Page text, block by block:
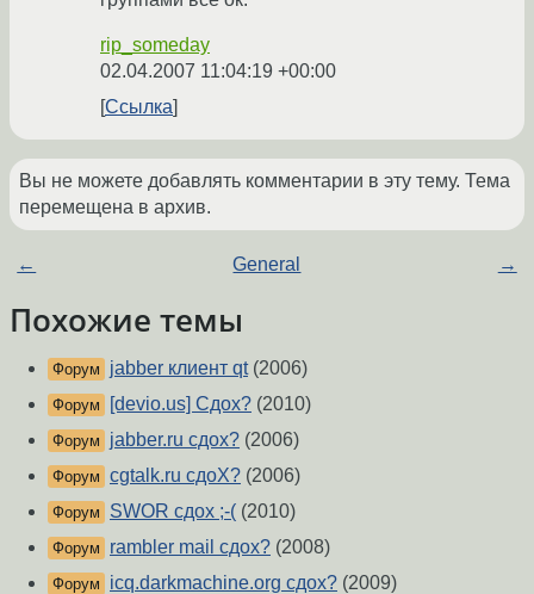
rip_someday
02.04.2007 11:04:19 +00:00
Ссылка
Вы не можете добавлять комментарии в эту тему. Тема
перемещена в архив.
← General →
Похожие темы
Форум jabber клиент qt(2006)
Форум [devio.us] Сдох? (2010)
Форум jabber.ru сдох? (2006)
Форум cgtalk.ru сдоХ? (2006)
Форум SWOR сдох ;-( (2010)
Форум rambler mail сдох? (2008)
Форум icq.darkmachine.org сдох? (2009)